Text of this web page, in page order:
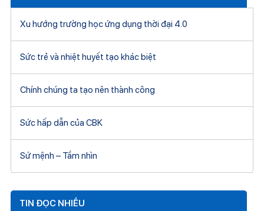
Xu hướng trường học ứng dụng thời đại 4.0
Sức trẻ và nhiệt huyết tạo khác biệt
Chính chúng ta tạo nên thành công
Sức hấp dẫn của CBK
Sứ mệnh – Tầm nhìn
TIN ĐỌC NHIỀU